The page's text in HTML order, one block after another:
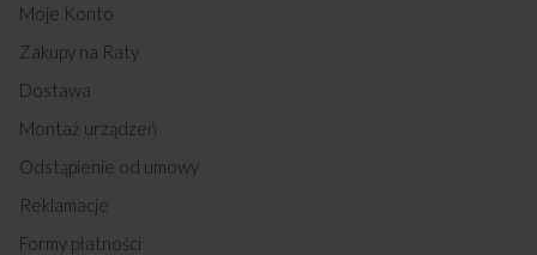
Moje Konto
Zakupy na Raty
Dostawa
Montaż urządzeń
Odstąpienie od umowy
Reklamacje
Formy płatności